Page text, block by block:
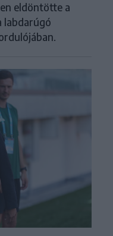
eldöntötte a
labdarúgó